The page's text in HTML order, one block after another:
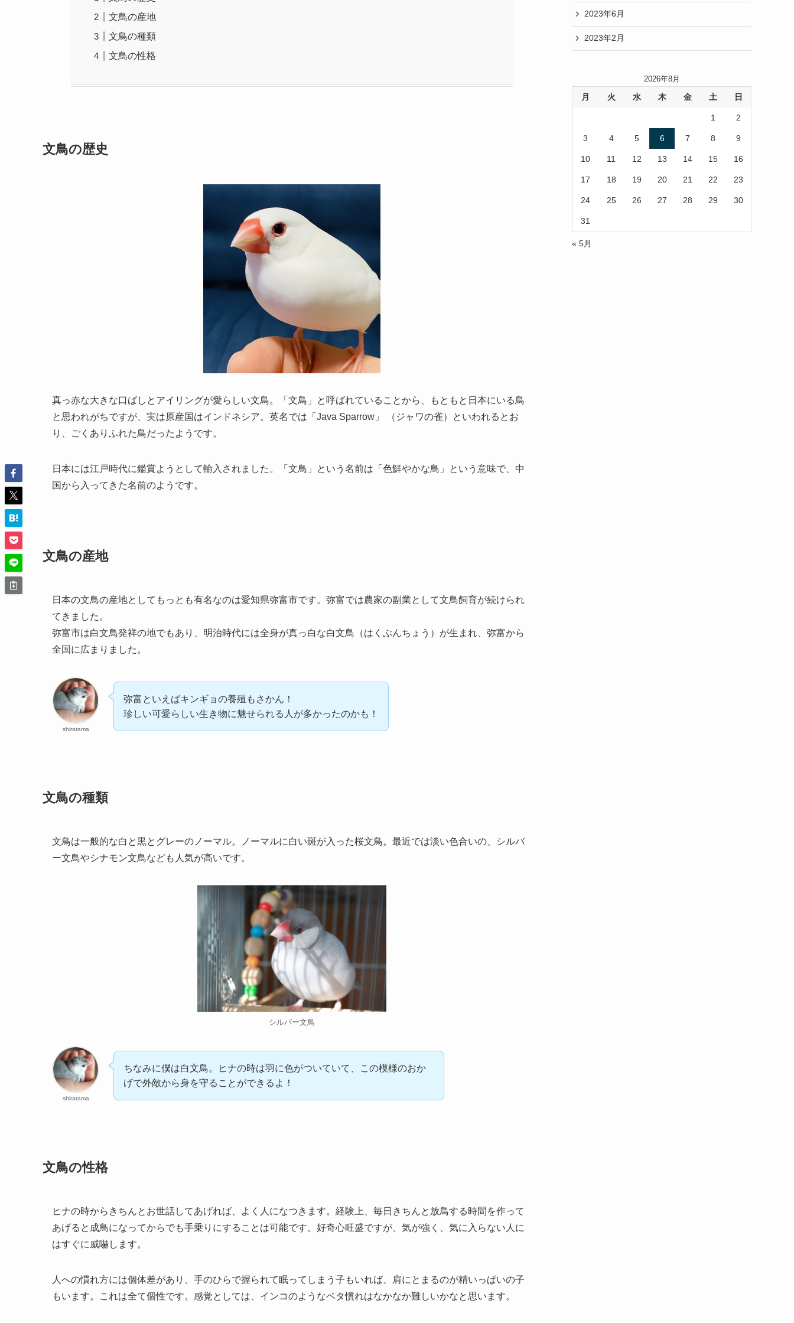
文鳥の産地
文鳥の種類
文鳥の性格
文鳥の歴史
真っ赤な大きな口ばしとアイリングが愛らしい文鳥。「文鳥」と呼ばれていることから、もともと日本にいる鳥
と思われがちですが、実は原産国はインドネシア。英名では「Java Sparrow」 （ジャワの雀）といわれるとお
り、ごくありふれた鳥だったようです。
日本には江戸時代に鑑賞ようとして輸入されました。「文鳥」という名前は「色鮮やかな鳥」という意味で、中
国から入ってきた名前のようです。
文鳥の産地
日本の文鳥の産地としてもっとも有名なのは愛知県弥富市です。弥富では農家の副業として文鳥飼育が続けられ
てきました。
弥富市は白文鳥発祥の地でもあり、明治時代には全身が真っ白な白文鳥（はくぶんちょう）が生まれ、弥富から
全国に広まりました。
shiratama
弥富といえばキンギョの養殖もさかん！
珍しい可愛らしい生き物に魅せられる人が多かったのかも！
文鳥の種類
文鳥は一般的な白と黒とグレーのノーマル。ノーマルに白い斑が入った桜文鳥。最近では淡い色合いの、シルバ
ー文鳥やシナモン文鳥なども人気が高いです。
シルバー文鳥
shiratama
ちなみに僕は白文鳥。ヒナの時は羽に色がついていて、この模様のおか
げで外敵から身を守ることができるよ！
文鳥の性格
ヒナの時からきちんとお世話してあげれば、よく人になつきます。経験上、毎日きちんと放鳥する時間を作って
あげると成鳥になってからでも手乗りにすることは可能です。好奇心旺盛ですが、気が強く、気に入らない人に
はすぐに威嚇します。
人への慣れ方には個体差があり、手のひらで握られて眠ってしまう子もいれば、肩にとまるのが精いっぱいの子
もいます。これは全て個性です。感覚としては、インコのようなベタ慣れはなかなか難しいかなと思います。
2023年6月
2023年2月
2026年8月
月 火 水 木 金 土 日
1 2
3 4 5 6 7 8 9
10 11 12 13 14 15 16
17 18 19 20 21 22 23
24 25 26 27 28 29 30
31
« 5月